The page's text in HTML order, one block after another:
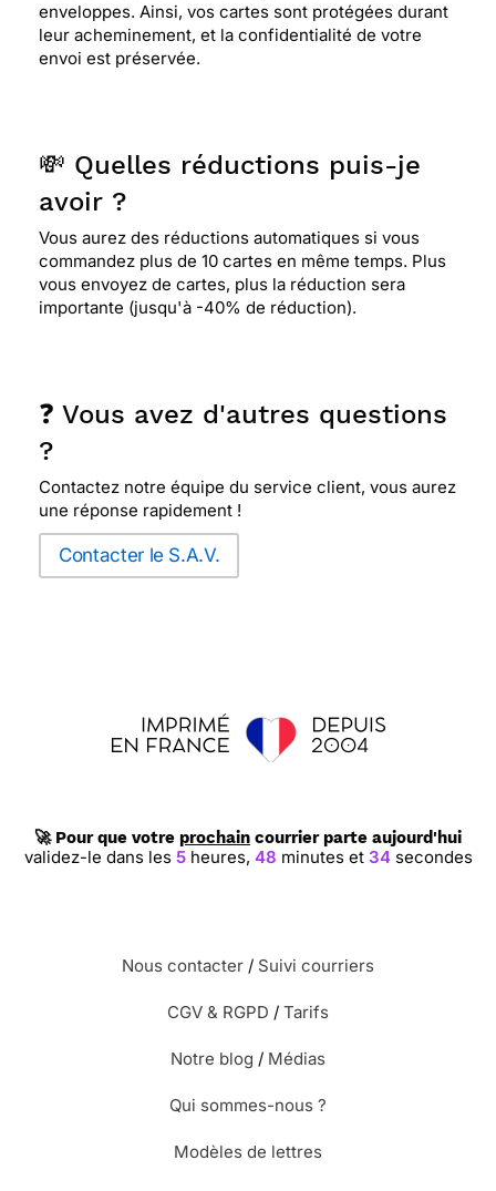
enveloppes. Ainsi, vos cartes sont protégées durant
leur acheminement, et la confidentialité de votre
envoi est préservée.
💸 Quelles réductions puis-je
avoir ?
Vous aurez des réductions automatiques si vous
commandez plus de 10 cartes en même temps. Plus
vous envoyez de cartes, plus la réduction sera
importante (jusqu'à -40% de réduction).
❓ Vous avez d'autres questions
?
Contactez notre équipe du service client, vous aurez
une réponse rapidement !
Contacter le S.A.V.
🚀 Pour que votre prochain courrier parte aujourd'hui
validez-le dans les 5heures, 48 minutes et 33secondes
Nous contacter / Suivi courriers
CGV & RGPD / Tarifs
Notre blog / Médias
Qui sommes-nous ?
Modèles de lettres